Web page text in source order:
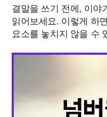
결말을 쓰기 전에, 이야
읽어보세요. 이렇게 하
요소를 놓치지 않을 수